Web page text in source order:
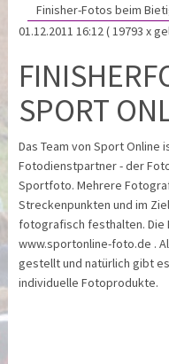
Finisher-Fotos beim
01.12.2011 16:12( 19793 x
SPORT
Das Team von Sport
Fotodienstpartner - der
Sportfoto. Mehrere
Streckenpunkten und im
fotografisch festhalten. Die
www.sportonline-foto.de .
gestellt und natürlich gibt
individuelle Fotoprodukte.